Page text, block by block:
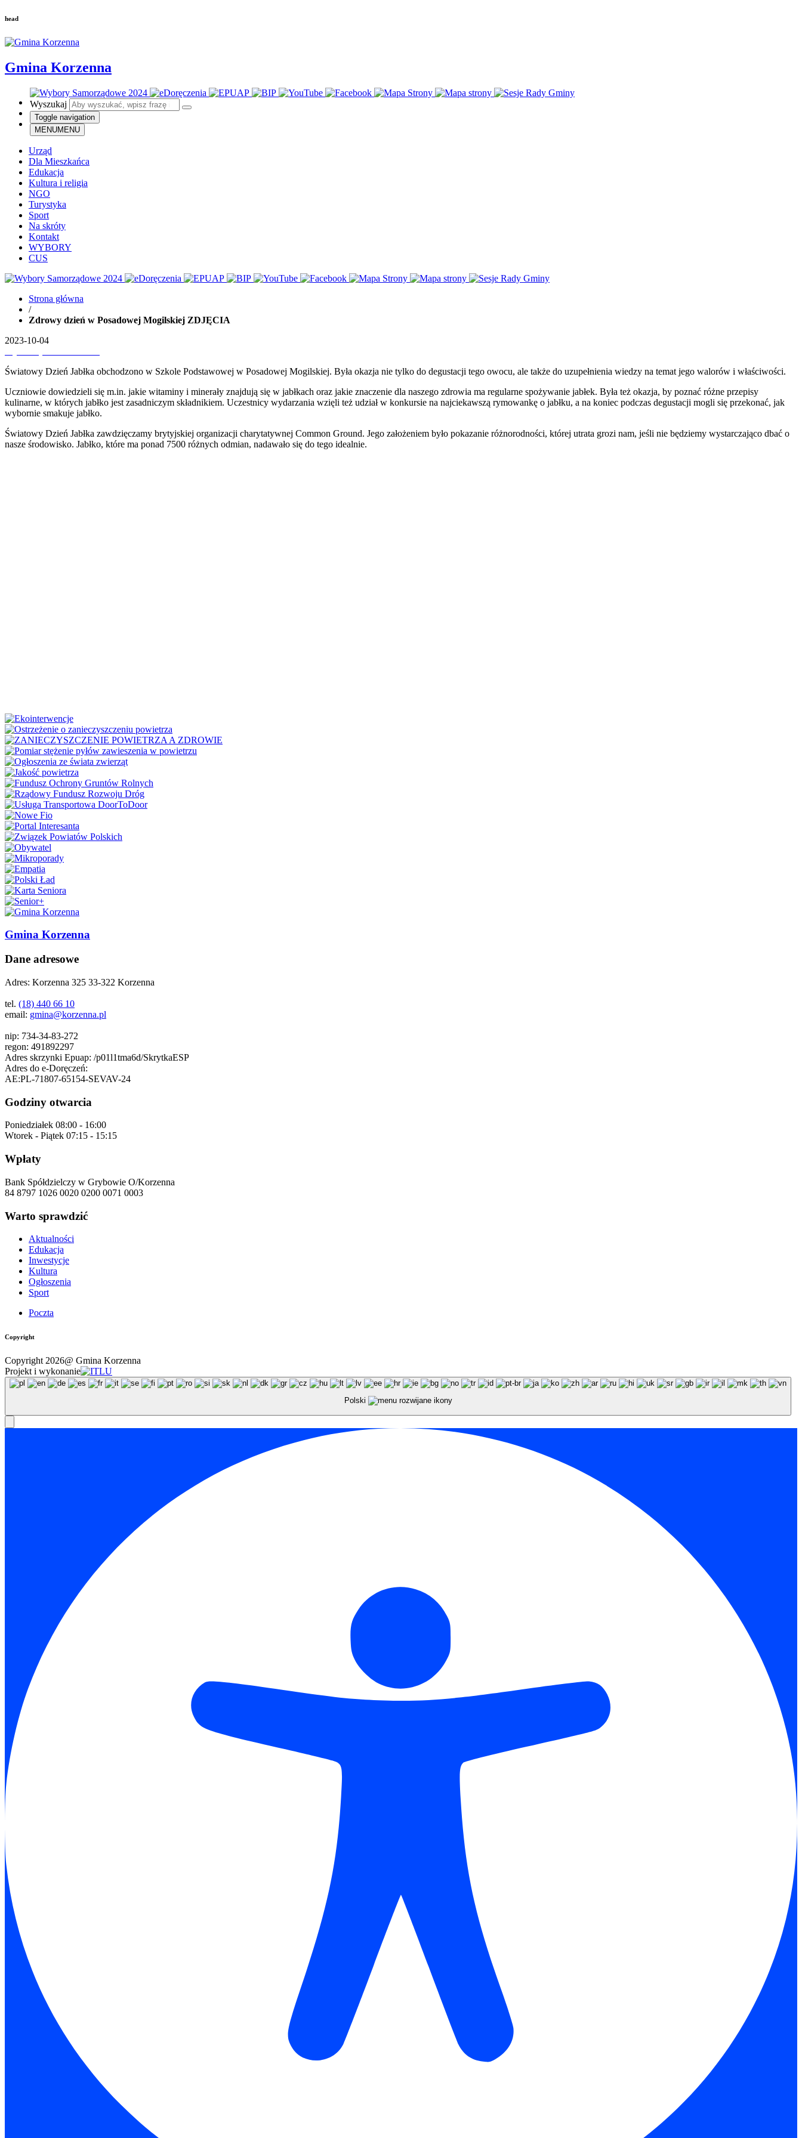
head
Gmina Korzenna
Wyszukaj
Toggle navigation
MENUMENU
Urząd
Dla Mieszkańca
Edukacja
Kultura i religia
NGO
Turystyka
Sport
Na skróty
Kontakt
WYBORY
CUS
Strona główna
/
Zdrowy dzień w Posadowej Mogilskiej ZDJĘCIA
2023-10-04
Światowy Dzień Jabłka obchodzono w Szkole Podstawowej w Posadowej Mogilskiej. Była okazja nie tylko do degustacji tego owocu, ale także do uzupełnienia wiedzy na temat jego walorów i właściwości.
Uczniowie dowiedzieli się m.in. jakie witaminy i minerały znajdują się w jabłkach oraz jakie znaczenie dla naszego zdrowia ma regularne spożywanie jabłek. Była też okazja, by poznać różne przepisy
kulinarne, w których jabłko jest zasadniczym składnikiem. Uczestnicy wydarzania wzięli też udział w konkursie na najciekawszą rymowankę o jabłku, a na koniec podczas degustacji mogli się przekonać, jak
wybornie smakuje jabłko.
Światowy Dzień Jabłka zawdzięczamy brytyjskiej organizacji charytatywnej Common Ground. Jego założeniem było pokazanie różnorodności, której utrata grozi nam, jeśli nie będziemy wystarczająco dbać o
nasze środowisko. Jabłko, które ma ponad 7500 różnych odmian, nadawało się do tego idealnie.
Gmina Korzenna
Dane adresowe
Adres: Korzenna 325 33-322 Korzenna
tel. (18) 440 66 10
email: gmina@korzenna.pl
nip: 734-34-83-272
regon: 491892297
Adres skrzynki Epuap: /p01l1tma6d/SkrytkaESP
Adres do e-Doręczeń:
AE:PL-71807-65154-SEVAV-24
Godziny otwarcia
Poniedziałek 08:00 - 16:00
Wtorek - Piątek 07:15 - 15:15
Wpłaty
Bank Spółdzielczy w Grybowie O/Korzenna
84 8797 1026 0020 0200 0071 0003
Warto sprawdzić
Aktualności
Edukacja
Inwestycje
Kultura
Ogłoszenia
Sport
Poczta
Copyright
Copyright 2026@ Gmina Korzenna
Projekt i wykonanie
Polski